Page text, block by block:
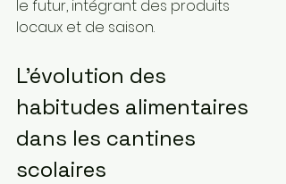
le futur, intégrant des produits
locaux et de saison.
L'évolution des
habitudes alimentaires
dans les cantines
scolaires